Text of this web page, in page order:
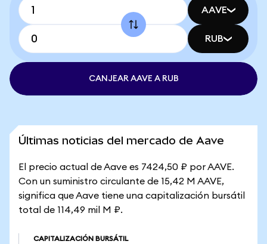
AAVE
RUB
CANJEAR AAVE A RUB
Últimas noticias del mercado de Aave
El precio actual de Aave es 7424,50 ₽ por AAVE.
Con un suministro circulante de 15,42 M AAVE,
significa que Aave tiene una capitalización bursátil
total de 114,49 mil M ₽.
CAPITALIZACIÓN BURSÁTIL